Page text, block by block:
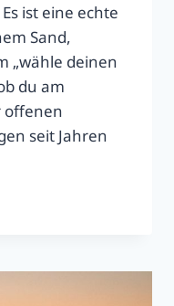
ist eine echte
Sand,
„wähle deinen
du am
offenen
seit Jahren